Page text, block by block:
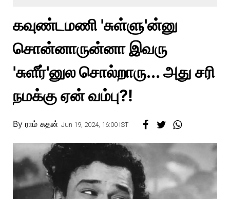
Throwback
Television
Reviews
Story
கவுண்டமணி 'சுள்ளு'ன்னு
சொன்னாருன்னா இவரு
'சுளீர்'னுல சொல்றாரு... அது சரி
நமக்கு ஏன் வம்பு?!
By ராம் சுதன் Jun 19, 2024, 16:00 IST